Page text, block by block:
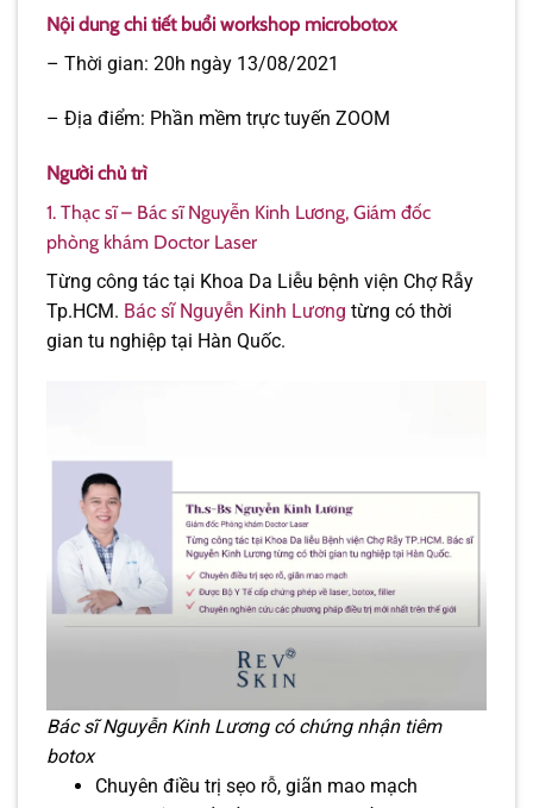
Nội dung chi tiết buổi workshop microbotox
– Thời gian: 20h ngày 13/08/2021
– Địa điểm: Phần mềm trực tuyến ZOOM
Người chủ trì
1. Thạc sĩ – Bác sĩ Nguyễn Kinh Lương, Giám đốc
phòng khám Doctor Laser
Từng công tác tại Khoa Da Liễu bệnh viện Chợ Rẫy
Tp.HCM. Bác sĩ Nguyễn Kinh Lương từng có thời
gian tu nghiệp tại Hàn Quốc.
Bác sĩ Nguyễn Kinh Lương có chứng nhận tiêm
botox
Chuyên điều trị sẹo rỗ, giãn mao mạch